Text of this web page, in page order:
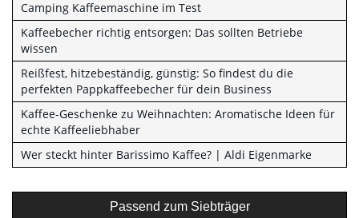
Camping Kaffeemaschine im Test
Kaffeebecher richtig entsorgen: Das sollten Betriebe
wissen
Reißfest, hitzebeständig, günstig: So findest du die
perfekten Pappkaffeebecher für dein Business
Kaffee-Geschenke zu Weihnachten: Aromatische Ideen für
echte Kaffeeliebhaber
Wer steckt hinter Barissimo Kaffee? | Aldi Eigenmarke
Passend zum Siebträger